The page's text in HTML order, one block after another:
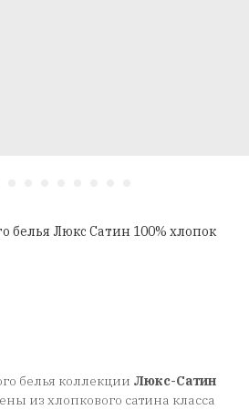
белья Люкс Сатин 100% хлопок
белья коллекции Люкс-Сатин
из хлопкового сатина класса